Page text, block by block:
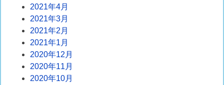
2021年4月
2021年3月
2021年2月
2021年1月
2020年12月
2020年11月
2020年10月